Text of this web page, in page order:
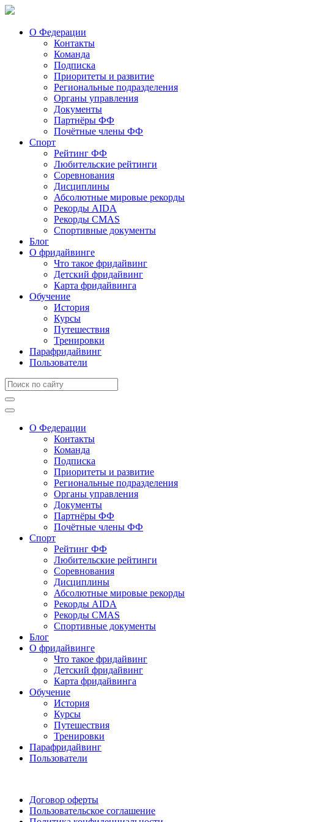
О Федерации
Контакты
Команда
Подписка
Приоритеты и развитие
Региональные подразделения
Органы управления
Документы
Партнёры ФФ
Почётные члены ФФ
Спорт
Рейтинг ФФ
Любительские рейтинги
Соревнования
Дисциплины
Абсолютные мировые рекорды
Рекорды AIDA
Рекорды CMAS
Спортивные документы
Блог
О фридайвинге
Что такое фридайвинг
Детский фридайвинг
Карта фридайвинга
Обучение
История
Курсы
Путешествия
Тренировки
Парафридайвинг
Пользователи
О Федерации
Контакты
Команда
Подписка
Приоритеты и развитие
Региональные подразделения
Органы управления
Документы
Партнёры ФФ
Почётные члены ФФ
Спорт
Рейтинг ФФ
Любительские рейтинги
Соревнования
Дисциплины
Абсолютные мировые рекорды
Рекорды AIDA
Рекорды CMAS
Спортивные документы
Блог
О фридайвинге
Что такое фридайвинг
Детский фридайвинг
Карта фридайвинга
Обучение
История
Курсы
Путешествия
Тренировки
Парафридайвинг
Пользователи
Договор оферты
Пользовательское соглашение